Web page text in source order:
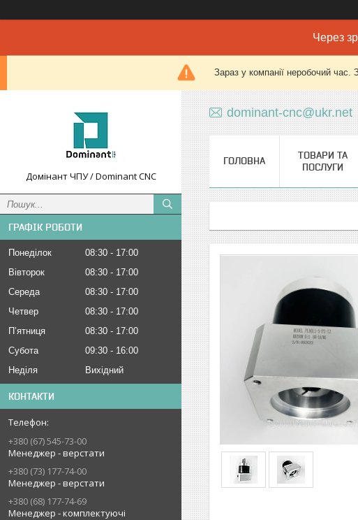
Через
Зараз у компанії неробочий
Домінант ЧПУ / Dominant CNC
ГРАФІК РОБОТИ
Понеділок 08:30
17:00
Вівторок
08:30
17:00
Середа
08:30
17:00
Четвер
08:30
17:00
Пʼятниця
08:30
17:00
Субота
09:30
16:00
Неділя
Вихідний
КОНТАКТИ
+380 (67) 545-73-00
Менеджер - верстати
+380 (73) 177-74-00
Менеджер - верстати
+380 (68) 177-74-69
Менеджер - комплектуючі
dominant-cnc@ukr.net
ГОЛОВНА
ТОВАРИ ТА
ПОСЛУГИ